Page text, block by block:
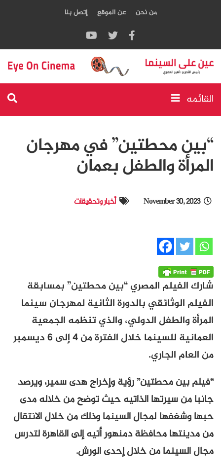
من نحن عن الموقع إتصل بنا
القائمه
“بين محطتين” في مهرجان
المرأة والطفل بعمان
November 30, 2023 أخبار وتحقيقات
شارك الفيلم المصري “بين محطتين” بمسابقة
الفيلم الوثائقي بالدورة الثانية لمهرجان سينما
المرأة والطفل الدولي، والذي تنظمه الجمعية
العمانية للسينما خلال الفترة من 4 إلى 6 ديسمبر
من العام الجاري.
“فيلم بين محطتين” رؤية وإخراج هدى سمير، ويرصد
جانبا من سيرتها الذاتيه حيث توضح من خلاله مدى
حبها وشغفها لمجال السينما وذلك من خلال الانتقال
من مدينتها محافظة دمنهور أتيه إلى القاهرة لتدرس
مجال السينما من خلال إحدى الورش.